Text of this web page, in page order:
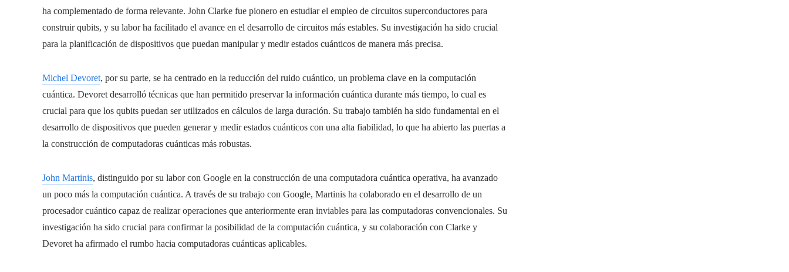
ha complementado de forma relevante. John Clarke fue pionero en estudiar el empleo de circuitos superconductores para
construir qubits, y su labor ha facilitado el avance en el desarrollo de circuitos más estables. Su investigación ha sido crucial
para la planificación de dispositivos que puedan manipular y medir estados cuánticos de manera más precisa.
Michel Devoret, por su parte, se ha centrado en la reducción del ruido cuántico, un problema clave en la computación
cuántica. Devoret desarrolló técnicas que han permitido preservar la información cuántica durante más tiempo, lo cual es
crucial para que los qubits puedan ser utilizados en cálculos de larga duración. Su trabajo también ha sido fundamental en el
desarrollo de dispositivos que pueden generar y medir estados cuánticos con una alta fiabilidad, lo que ha abierto las puertas a
la construcción de computadoras cuánticas más robustas.
John Martinis, distinguido por su labor con Google en la construcción de una computadora cuántica operativa, ha avanzado
un poco más la computación cuántica. A través de su trabajo con Google, Martinis ha colaborado en el desarrollo de un
procesador cuántico capaz de realizar operaciones que anteriormente eran inviables para las computadoras convencionales. Su
investigación ha sido crucial para confirmar la posibilidad de la computación cuántica, y su colaboración con Clarke y
Devoret ha afirmado el rumbo hacia computadoras cuánticas aplicables.